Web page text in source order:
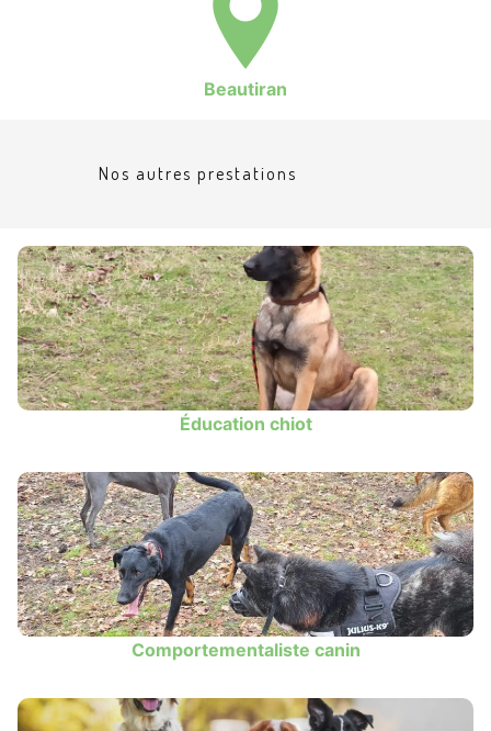
Beautiran
Nos autres prestations
Éducation chiot
Comportementaliste canin